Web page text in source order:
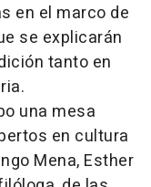
en el marco de
se explicarán
tanto en
una mesa
en cultura
Mena, Esther